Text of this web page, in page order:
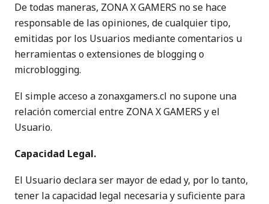
De todas maneras, ZONA X GAMERS no se hace
responsable de las opiniones, de cualquier tipo,
emitidas por los Usuarios mediante comentarios u
herramientas o extensiones de blogging o
microblogging.
El simple acceso a zonaxgamers.cl no supone una
relación comercial entre ZONA X GAMERS y el
Usuario.
Capacidad Legal.
El Usuario declara ser mayor de edad y, por lo tanto,
tener la capacidad legal necesaria y suficiente para